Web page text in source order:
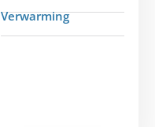
Verwarming